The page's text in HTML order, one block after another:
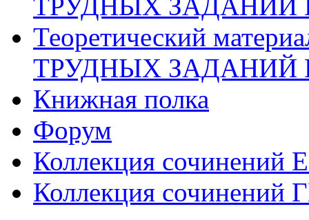
Теоретический
ТРУДНЫХ ЗАДАНИЙ
Книжная полка
Форум
Коллекция сочинений
Коллекция сочинений